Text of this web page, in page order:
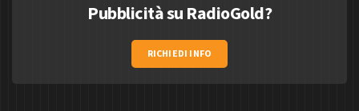
Pubblicità su RadioGold?
RICHIEDI INFO